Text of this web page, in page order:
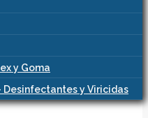
y Goma
Desinfectantes y Viricidas